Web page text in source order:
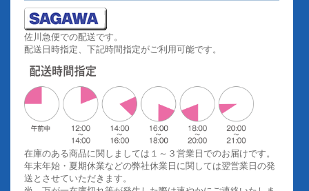
佐川急便での配送です。
配送日時指定、下記時間指定がご利用可能です。
在庫のある商品に関しましては１～３営業日でのお届けです。
年末年始・夏期休業などの弊社休業日に関しては翌営業日の発
送とさせていただきます。